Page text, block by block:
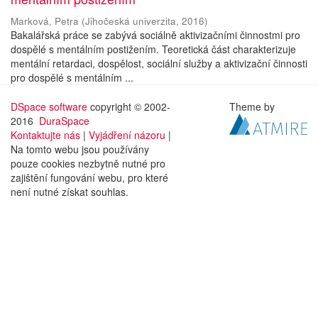
Marková, Petra (Jihočeská univerzita, 2016)
Bakalářská práce se zabývá sociálně aktivizačními činnostmi pro
dospělé s mentálním postižením. Teoretická část charakterizuje
mentální retardaci, dospělost, sociální služby a aktivizační činnosti
pro dospělé s mentálním ...
DSpace software copyright © 2002-
2016 DuraSpace
Kontaktujte nás | Vyjádření názoru |
Na tomto webu jsou používány
pouze cookies nezbytně nutné pro
zajištění fungování webu, pro které
není nutné získat souhlas.
Theme by